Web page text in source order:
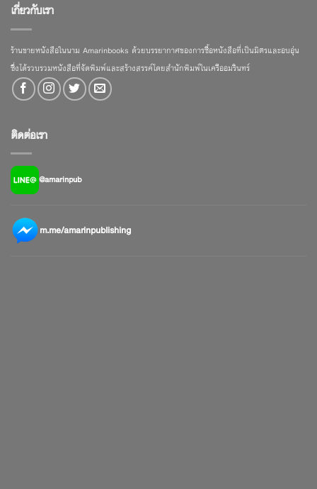
เกี่ยวกับเรา
ร้านขายหนังสือในนาม Amarinbooks ด้วยบรรยากาศของการซื้อหนังสือที่เป็นมิตรและอบอุ่น
ซึ่งได้รวบรวมหนังสือที่จัดพิมพ์และสร้างสรรค์โดยสำนักพิมพ์ในเครืออมรินทร์
ติดต่อเรา
@amarinpub
m.me/amarinpublishing